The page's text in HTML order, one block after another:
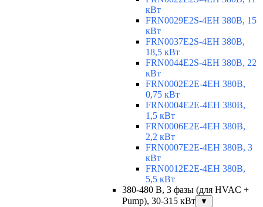
кВт
FRN0029E2S-4EH 380В, 15
кВт
FRN0037E2S-4EH 380В,
18,5 кВт
FRN0044E2S-4EH 380В, 22
кВт
FRN0002E2E-4EH 380В,
0,75 кВт
FRN0004E2E-4EH 380В,
1,5 кВт
FRN0006E2E-4EH 380В,
2,2 кВт
FRN0007E2E-4EH 380В, 3
кВт
FRN0012E2E-4EH 380В,
5,5 кВт
380-480 В, 3 фазы (для HVAC +
Pump), 30-315 кВт
▼